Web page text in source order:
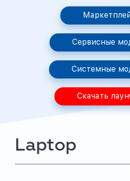
Сервисные
Системные
Скачать
Laptop